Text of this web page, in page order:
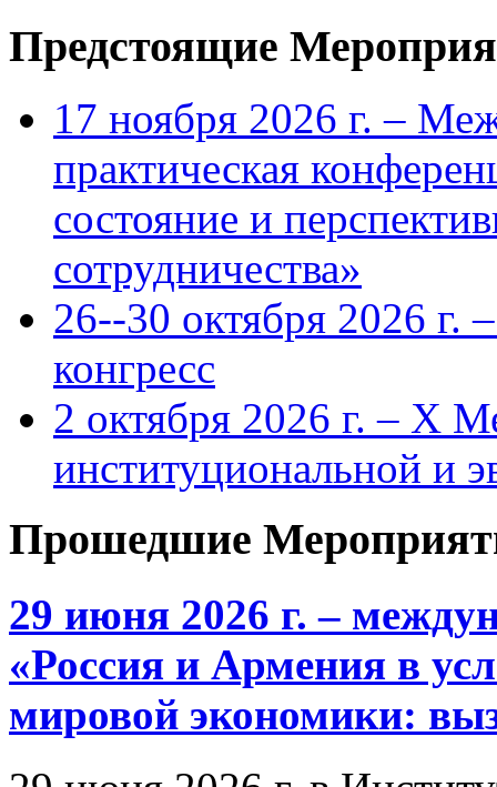
Предстоящие
17 ноября 2026 г. –
практическая
состояние и
сотрудничества»
26--30 октября 2026 г.
конгресс
2 октября 2026 г. – X
институциональной и
Прошедшие
29 июня 2026 г. –
«Россия и Армения в
мировой экономики: